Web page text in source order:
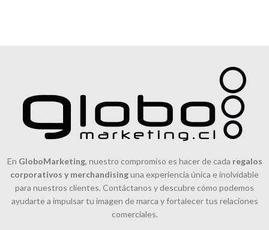
En GloboMarketing, nuestro compromiso es hacer de cada regalos
corporativos y merchandisinguna experiencia única e inolvidable
para nuestros clientes. Contáctanos y descubre cómo podemos
ayudarte a impulsar tu imagen de marca y fortalecer tus relaciones
comerciales.